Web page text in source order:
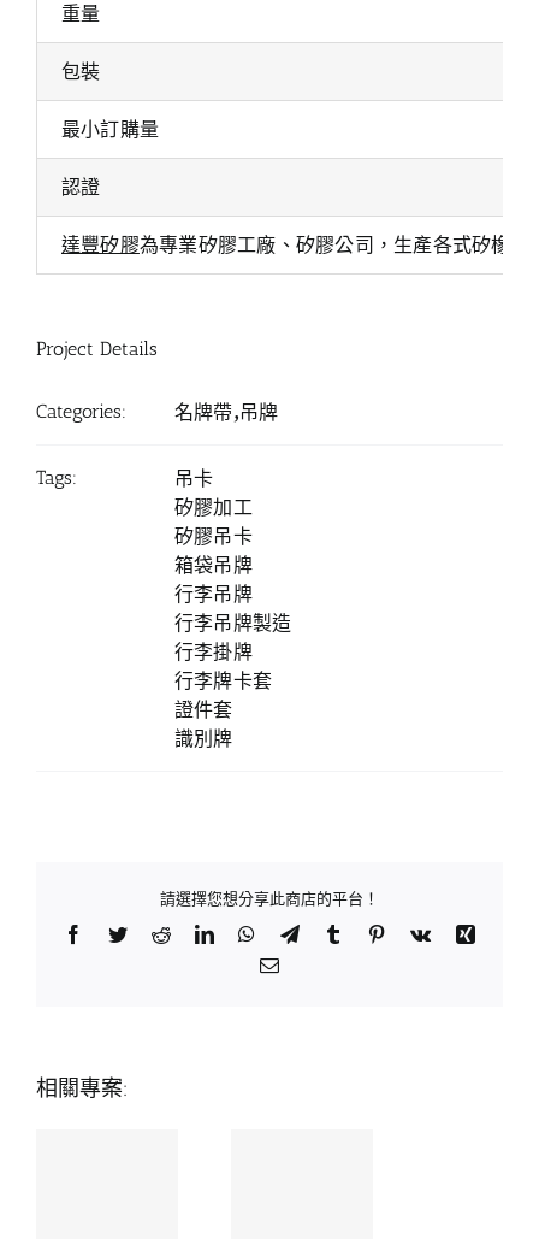
重量
包裝
最小訂購量
認證
達豐矽膠為專業矽膠工廠、矽膠公司，生產各式矽橡
Project Details
Categories: 名牌帶,吊牌
Tags:
吊卡
矽膠加工
矽膠吊卡
箱袋吊牌
行李吊牌
行李吊牌製造
行李掛牌
行李牌卡套
證件套
識別牌
請選擇您想分享此商店的平台！
Facebook
TwitterRedditLinkedInWhatsApp
TelegramTumblr Pinterest
Vk
Xing
Email:
相關專案: